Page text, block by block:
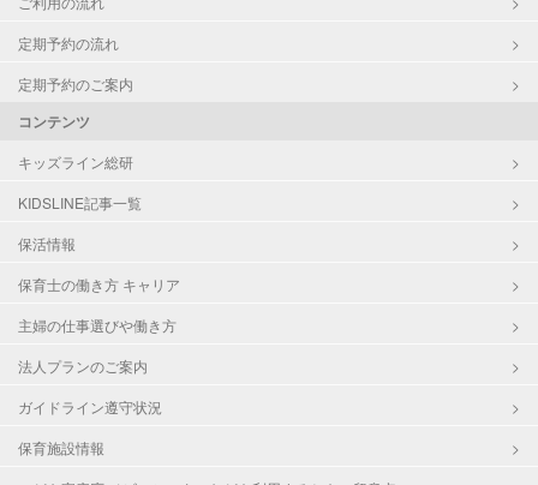
定期予約の流れ
定期予約のご案内
コンテンツ
キッズライン総研
KIDSLINE記事一覧
保活情報
保育士の働き方 キャリア
主婦の仕事選びや働き方
法人プランのご案内
ガイドライン遵守状況
保育施設情報